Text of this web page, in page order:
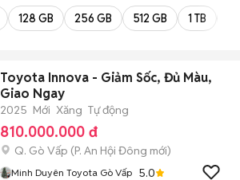
128 GB 256 GB 512 GB 1 TB
Toyota Innova - Giảm Sốc, Đủ Màu,
Giao Ngay
2025 Mới Xăng Tự động
810.000.000 đ
Q. Gò Vấp (P. An Hội Đông mới)
Minh Duyên Toyota Gò Vấp 5.0